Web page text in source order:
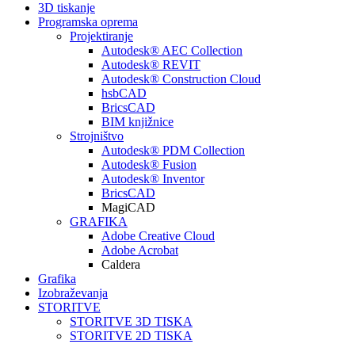
3D tiskanje
Programska oprema
Projektiranje
Autodesk® AEC Collection
Autodesk® REVIT
Autodesk® Construction Cloud
hsbCAD
BricsCAD
BIM knjižnice
Strojništvo
Autodesk® PDM Collection
Autodesk® Fusion
Autodesk® Inventor
BricsCAD
MagiCAD
GRAFIKA
Adobe Creative Cloud
Adobe Acrobat
Caldera
Grafika
Izobraževanja
STORITVE
STORITVE 3D TISKA
STORITVE 2D TISKA